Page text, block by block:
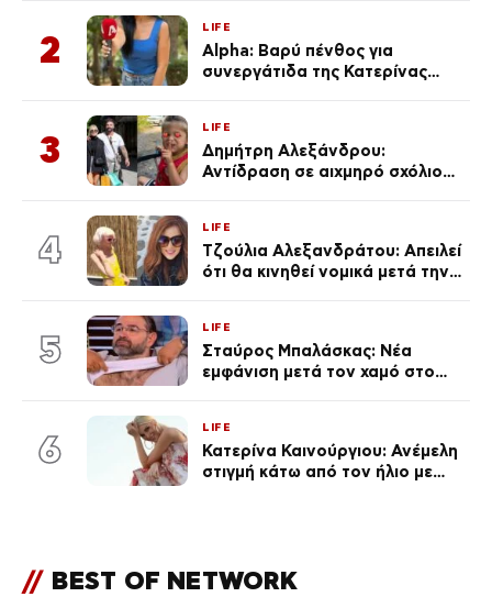
2
LIFE
Alpha: Βαρύ πένθος για
συνεργάτιδα της Κατερίνας
του Θεού»
3
LIFE
Δημήτρη Αλεξάνδρου:
Αντίδραση σε αιχμηρό σχόλιο
4
LIFE
Τζούλια Αλεξανδράτου: Απειλεί
ότι θα κινηθεί νομικά μετά την
5
LIFE
Σταύρος Μπαλάσκας: Νέα
εμφάνιση μετά τον χαμό στο
6
LIFE
Κατερίνα Καινούργιου: Ανέμελη
στιγμή κάτω από τον ήλιο με
// BEST OF NETWORK